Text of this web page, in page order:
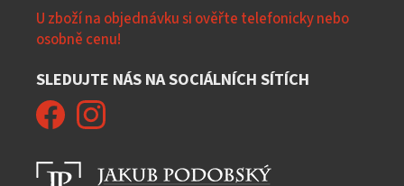
U zboží na objednávku si ověřte telefonicky nebo
osobně cenu!
SLEDUJTE NÁS NA SOCIÁLNÍCH SÍTÍCH